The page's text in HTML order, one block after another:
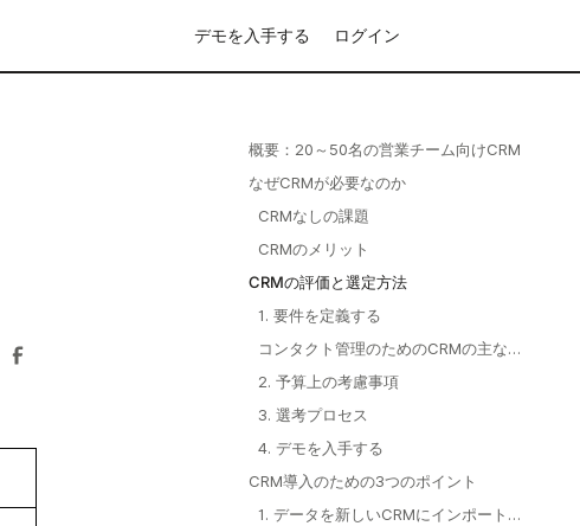
デモを入手する ログイン
概要：20～50名の営業チーム向けCRM
なぜCRMが必要なのか
CRMなしの課題
CRMのメリット
CRMの評価と選定方法
1. 要件を定義する
コンタクト管理のためのCRMの主な機
2. 予算上の考慮事項
3. 選考プロセス
4. デモを入手する
CRM導入のための3つのポイント
1. データを新しいCRMにインポートす